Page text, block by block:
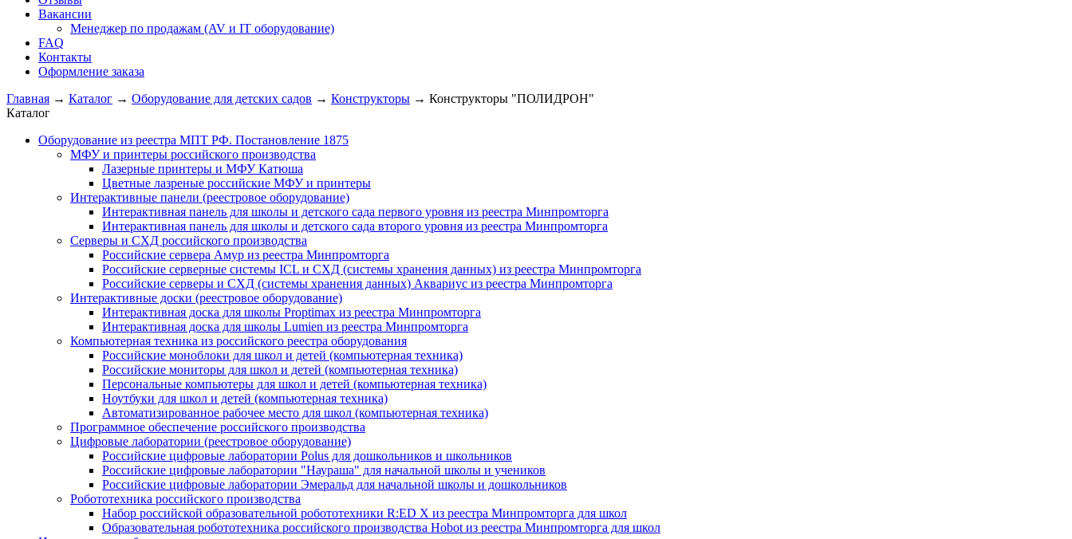
Вакансии
Менеджер по продажам (AV и IT оборудование)
FAQ
Контакты
Оформление заказа
Главная → Каталог → Оборудование для детских садов → Конструкторы → Конструкторы "ПОЛИДРОН"
Каталог
Оборудование из реестра МПТ РФ. Постановление 1875
МФУ и принтеры российского производства
Лазерные принтеры и МФУ Катюша
Цветные лазреные российские МФУ и принтеры
Интерактивные панели (реестровое оборудование)
Интерактивная панель для школы и детского сада первого уровня из реестра Минпромторга
Интерактивная панель для школы и детского сада второго уровня из реестра Минпромторга
Серверы и СХД российского производства
Российские сервера Амур из реестра Минпромторга
Российские серверные системы ICL и СХД (системы хранения данных) из реестра Минпромторга
Российские серверы и СХД (системы хранения данных) Аквариус из реестра Минпромторга
Интерактивные доски (реестровое оборудование)
Интерактивная доска для школы Proptimax из реестра Минпромторга
Интерактивная доска для школы Lumien из реестра Минпромторга
Компьютерная техника из российского реестра оборудования
Российские моноблоки для школ и детей (компьютерная техника)
Российские мониторы для школ и детей (компьютерная техника)
Персональные компьютеры для школ и детей (компьютерная техника)
Ноутбуки для школ и детей (компьютерная техника)
Автоматизированное рабочее место для школ (компьютерная техника)
Программное обеспечение российского производства
Цифровые лаборатории (реестровое оборудование)
Российские цифровые лаборатории Polus для дошкольников и школьников
Российские цифровые лаборатории "Наураша" для начальной школы и учеников
Российские цифровые лаборатории Эмеральд для начальной школы и дошкольников
Робототехника российского производства
Набор российской образовательной робототехники R:ED X из реестра Минпромторга для школ
Образовательная робототехника российского производства Hobot из реестра Минпромторга для школ